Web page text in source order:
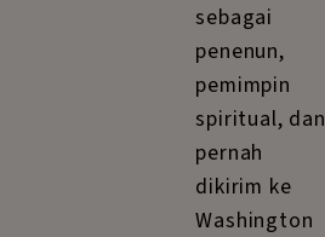
sebagai
penenun,
pemimpin
spiritual, dan
pernah
dikirim ke
Washington